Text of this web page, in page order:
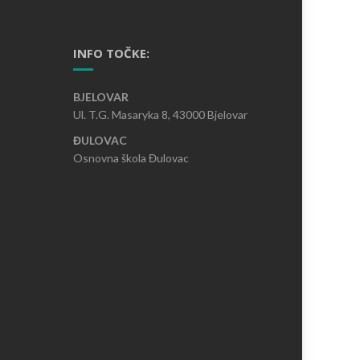
INFO TOČKE:
BJELOVAR
Ul. T.G. Masaryka 8, 43000 Bjelovar
ĐULOVAC
Osnovna škola Đulovac